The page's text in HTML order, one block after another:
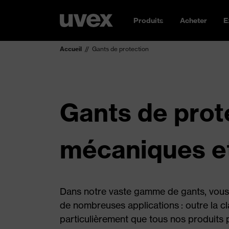
Produits Acheter
Accueil Gants de protection
Gants de
mécaniques
Dans notre vaste gamme de gants,
de nombreuses applications : outre la
particulièrement que tous nos produits